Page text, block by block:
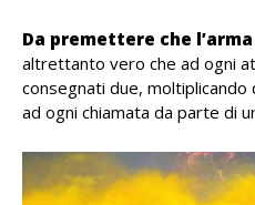
Da premettere che
altrettanto vero che ad ogni
consegnati due,
ad ogni chiamata da parte di